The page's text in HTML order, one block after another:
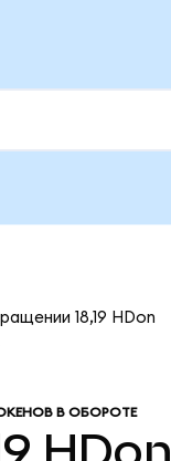
18,19 HDon
В ОБОРОТЕ